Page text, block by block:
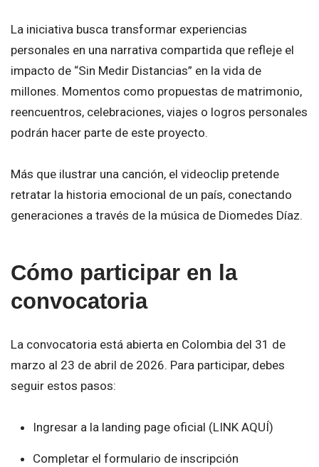
La iniciativa busca transformar experiencias
personales en una narrativa compartida que refleje el
impacto de “Sin Medir Distancias” en la vida de
millones. Momentos como propuestas de matrimonio,
reencuentros, celebraciones, viajes o logros personales
podrán hacer parte de este proyecto.
Más que ilustrar una canción, el videoclip pretende
retratar la historia emocional de un país, conectando
generaciones a través de la música de Diomedes Díaz.
Cómo participar en la
convocatoria
La convocatoria está abierta en Colombia del 31 de
marzo al 23 de abril de 2026. Para participar, debes
seguir estos pasos:
Ingresar a la landing page oficial (LINK AQUÍ)
Completar el formulario de inscripción